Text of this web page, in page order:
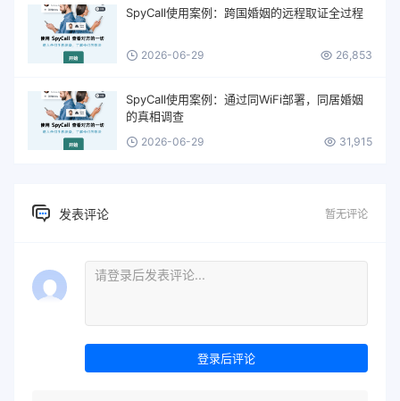
SpyCall使用案例：跨国婚姻的远程取证全过程
2026-06-29 26,853
SpyCall使用案例：通过同WiFi部署，同居婚姻
的真相调查
2026-06-29 31,915
发表评论 暂无评论
登录后评论